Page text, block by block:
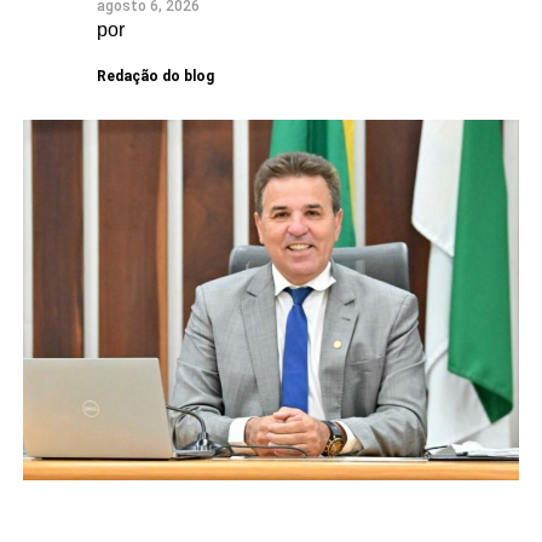
agosto 6, 2026
por
Redação do blog